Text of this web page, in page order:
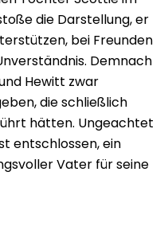
die Darstellung, er
bei Freunden
Demnach
Hewitt zwar
die schließlich
hätten. Ungeachtet
entschlossen, ein
Vater für seine